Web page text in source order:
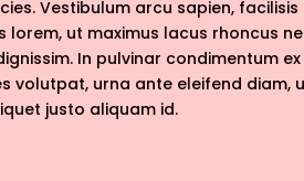
Vestibulum arcu sapien,
ut maximus lacus rhoncus
In pulvinar condimentum
volutpat, urna ante eleifend diam,
justo aliquam id.